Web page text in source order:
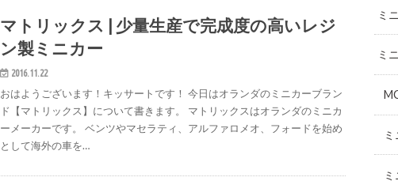
マトリックス | 少量生産で完成度の高いレジ
ン製ミニカー
2016.11.22
おはようございます！キッサートです！ 今日はオランダのミニカーブラン
ド【マトリックス】について書きます。 マトリックスはオランダのミニカ
ーメーカーです。 ベンツやマセラティ、アルファロメオ、フォードを始め
として海外の車を…
ミ
ミ